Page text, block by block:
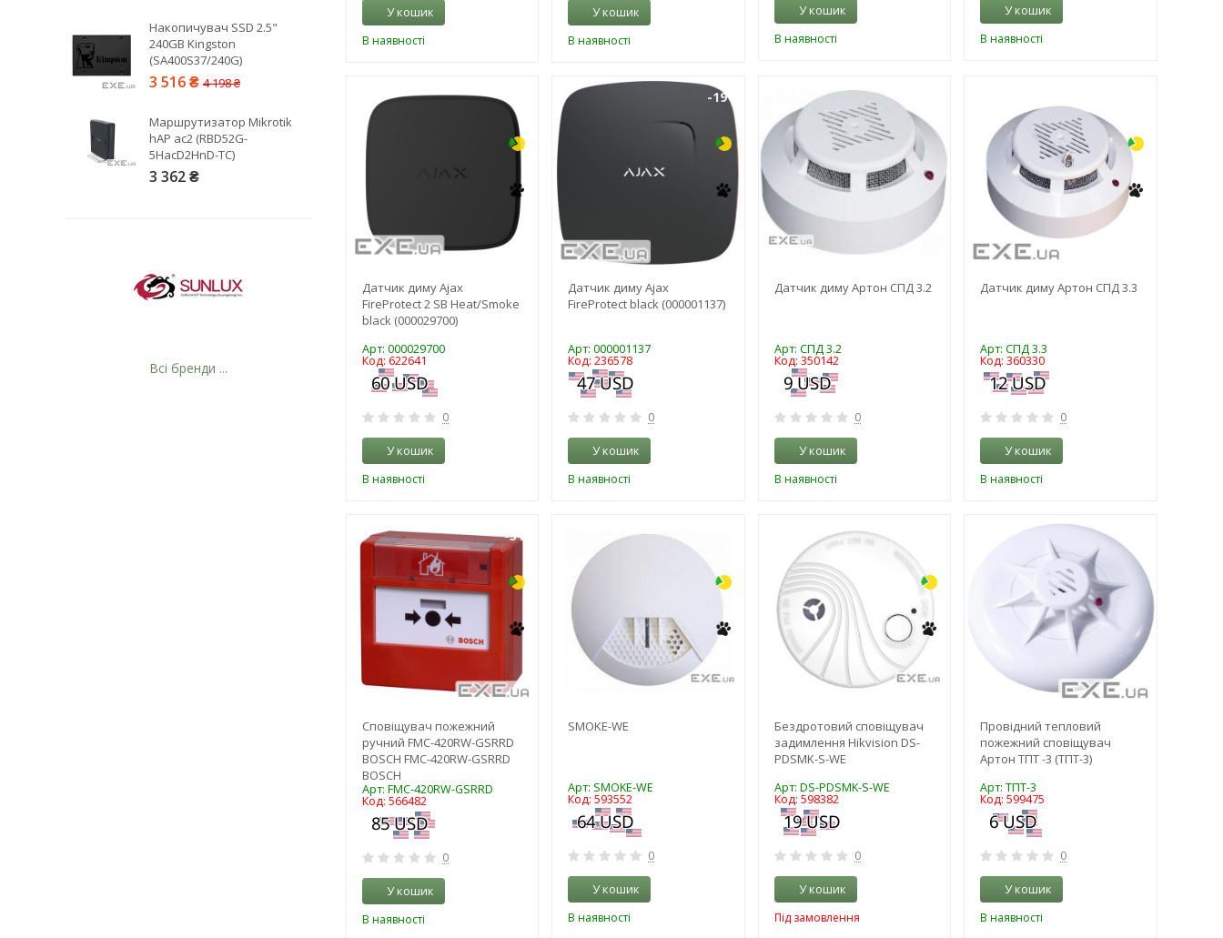
У кошик
В наявності
У кошик
В наявності
У кошик
В наявності
У кошик
В наявності
-19%
Датчик диму Ajax
FireProtect 2 SB Heat/Smoke
black (000029700)
Арт: 000029700
Код: 622641
0
У кошик
В наявності
-19%
Датчик диму Ajax
FireProtect black (000001137)
Арт: 000001137
Код: 236578
0
У кошик
В наявності
Датчик диму Артон СПД 3.2
Арт: СПД 3.2
Код: 350142
0
У кошик
В наявності
Датчик диму Артон СПД 3.3
Арт: СПД 3.3
Код: 360330
0
У кошик
В наявності
-3%
Сповіщувач пожежний
ручний FMC-420RW-GSRRD
BOSCH FMC-420RW-GSRRD
BOSCH
Арт: FMC-420RW-GSRRD
Код: 566482
0
У кошик
В наявності
SMOKE-WE
Арт: SMOKE-WE
Код: 593552
0
У кошик
В наявності
Бездротовий сповіщувач
задимлення Hikvision DS-
PDSMK-S-WE
Арт: DS-PDSMK-S-WE
Код: 598382
0
У кошик
Під замовлення
Провідний тепловий
пожежний сповіщувач
Артон ТПТ -3 (ТПТ-3)
Арт: ТПТ-3
Код: 599475
0
У кошик
В наявності
21
63
Накопичувач SSD 2.5"
240GB Kingston
(SA400S37/240G)
3 516 ₴ 4 198 ₴
Маршрутизатор Mikrotik
hAP ac2 (RBD52G-
5HacD2HnD-TC)
3 362 ₴
Всі бренди ...